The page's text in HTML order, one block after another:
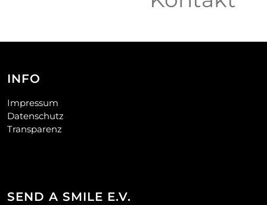
INFO
Impressum
Datenschutz
Transparenz
SEND A SMILE E.V.